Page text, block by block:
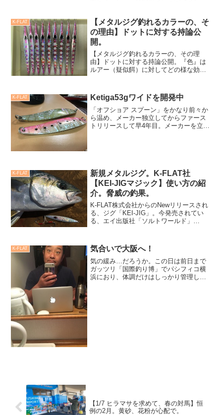
生）から楽しんできた趣味。高校3年間だ
けは部活動が忙しくて釣りどころではな
く1日もやらなかったのですが、大学に入
り、再び「魚釣り」。
K-FLAT
【メタルジグ釣れるカラーの、そ
の理由】ドットに対する持論公
開。
【メタルジグ釣れるカラーの、その理
由】ドットに対する持論公開。『色』は
ルアー（疑似餌）に対してどの様な効果
し、その効果や自論を伝えて製品化にし
てきました。そんな中ここ近...
K-FLAT Ketiga53gワイドを開発中
「オフショア スプーン」をかなり前々か
ら温め、メーカー独立してからファース
トリリースして早4年目。メーカーを立ち
K-FLAT
新規メタルジグ。K-FLAT社
【KEI-JIGマジック】使い方の紹
介。脅威の釣果。
K-FLAT株式会社からのNewリリースされ
る、ジグ「KEI-JIG」。今発売されてい
る、エイ出版社「ソルトワールド」
記』ポイントが多すぎて探りきれな
い！ 宮崎...
K-FLAT 気合いで大阪へ！
気の緩み…だろうか。この日は前日まで
ガッツリ「国際釣り博」でパシフィコ横
浜におり、体調だけはしっかり管理した
【1/7 ヒラマサを求めて、春の対馬】恒
例の2月。黄砂、花粉が心配で。